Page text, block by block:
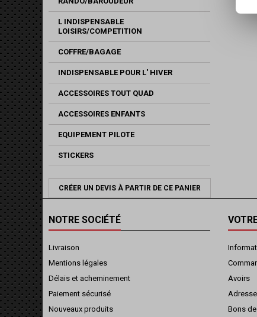
L INDISPENSABLE
LOISIRS/COMPETITION
COFFRE/BAGAGE
INDISPENSABLE POUR L' HIVER
ACCESSOIRES TOUT QUAD
ACCESSOIRES ENFANTS
EQUIPEMENT PILOTE
STICKERS
CRÉER UN DEVIS À PARTIR DE CE PANIER
NOTRE SOCIÉTÉ
Livraison
Mentions légales
Délais et acheminement
Paiement sécurisé
Nouveaux produits
Avoirs
Bons